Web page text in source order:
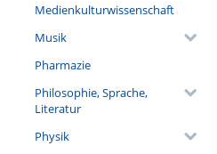
Medienkulturwissenschaft
Musik
Pharmazie
Philosophie, Sprache,
Literatur
Physik